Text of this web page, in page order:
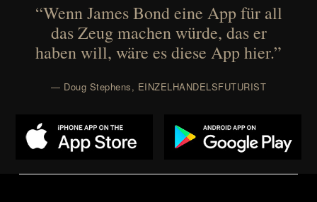
“Wenn James Bond eine App für all
das Zeug machen würde, das er
haben will, wäre es diese App hier.”
— Doug Stephens, EINZELHANDELSFUTURIST